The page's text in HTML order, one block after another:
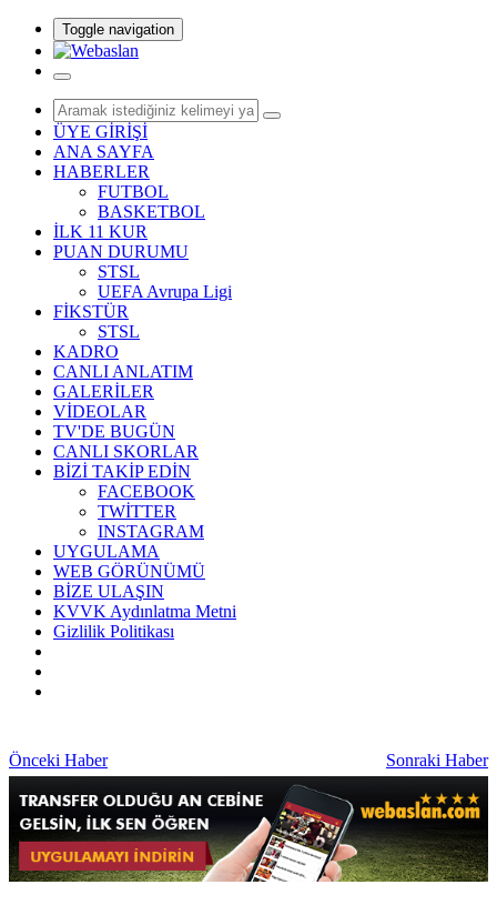
Toggle navigation
ÜYE GİRİŞİ
ANA SAYFA
HABERLER
FUTBOL
BASKETBOL
İLK 11 KUR
PUAN DURUMU
STSL
UEFA Avrupa Ligi
FİKSTÜR
STSL
KADRO
CANLI ANLATIM
GALERİLER
VİDEOLAR
TV'DE BUGÜN
CANLI SKORLAR
BİZİ TAKİP EDİN
FACEBOOK
TWİTTER
INSTAGRAM
UYGULAMA
WEB GÖRÜNÜMÜ
BİZE ULAŞIN
KVVK Aydınlatma Metni
Gizlilik Politikası
Önceki Haber Sonraki Haber